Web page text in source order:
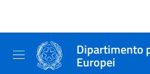
Dipartimento
Europei